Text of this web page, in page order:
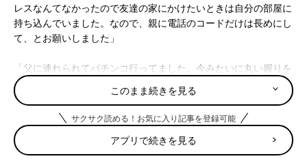
レスなんてなかったので友達の家にかけたいときは自分の部屋に
持ち込んでいました。なので、親に電話のコードだけは長めにし
て、とお願いしました」
「父に連れられてパチンコ行ってました。今みたいに丸い握りを
回すタイプじゃなくてレバーを下に下げて離すと玉が出るタイプ
の時代のです。もちろん私は打ちませんが、膝に乗って父がやっ
てるパチンコ見てたのをかすかに覚えてます。今では考えられな
いですよね」
「学校では個人情報ダダ漏れでしたよね。電話連絡網はもちろ
このまま続きを見る
サクサク読める！お気に入り記事を登録可能
アプリで続きを見る